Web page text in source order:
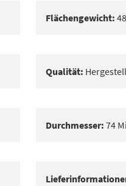
Flächengewicht:
Qualität:
Durchmesser: 74